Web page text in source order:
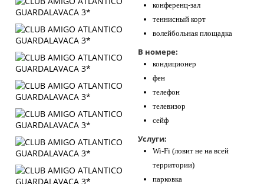
конференц-зал
теннисный корт
волейбольная площадка
В номере:
кондиционер
фен
телефон
телевизор
сейф
Услуги:
Wi-Fi (ловит не на всей
территории)
парковка